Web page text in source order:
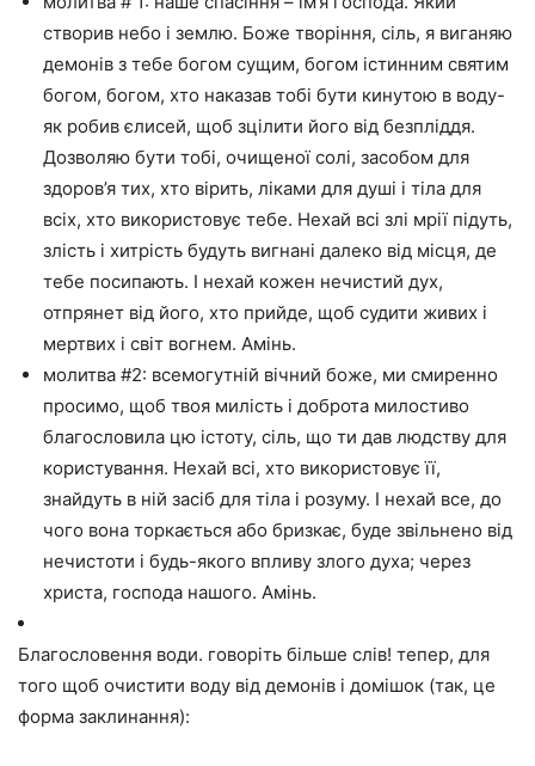
створив небо і землю. Боже творіння, сіль, я виганяю
демонів з тебе богом сущим, богом істинним святим
богом, богом, хто наказав тобі бути кинутою в воду-
як робив єлисей, щоб зцілити його від безпліддя.
Дозволяю бути тобі, очищеної солі, засобом для
здоров’я тих, хто вірить, ліками для душі і тіла для
всіх, хто використовує тебе. Нехай всі злі мрії підуть,
злість і хитрість будуть вигнані далеко від місця, де
тебе посипають. І нехай кожен нечистий дух,
отпрянет від його, хто прийде, щоб судити живих і
мертвих і світ вогнем. Амінь.
молитва #2: всемогутній вічний боже, ми смиренно
просимо, щоб твоя милість і доброта милостиво
благословила цю істоту, сіль, що ти дав людству для
користування. Нехай всі, хто використовує її,
знайдуть в ній засіб для тіла і розуму. І нехай все, до
чого вона торкається або бризкає, буде звільнено від
нечистоти і будь-якого впливу злого духа; через
христа, господа нашого. Амінь.
Благословення води. говоріть більше слів! тепер, для
того щоб очистити воду від демонів і домішок (так, це
форма заклинання):